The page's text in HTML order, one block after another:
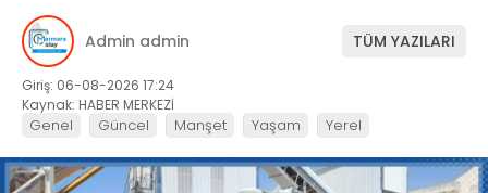
Admin admin TÜM YAZILARI
Giriş: 06-08-2026 17:24
Kaynak: HABER MERKEZİ
Genel Güncel Manşet Yaşam Yerel